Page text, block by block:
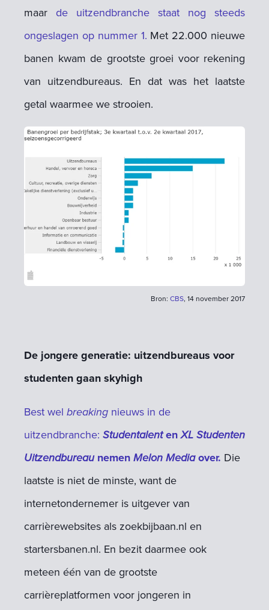
maar de uitzendbranche staat nog steeds
ongeslagen op nummer 1. Met 22.000 nieuwe
banen kwam de grootste groei voor rekening
van uitzendbureaus. En dat was het laatste
getal waarmee we strooien.
Bron: CBS, 14 november 2017
De jongere generatie: uitzendbureaus voor
studenten gaan skyhigh
Best wel breaking nieuws in de
uitzendbranche: StudentalentenXL Studenten
UitzendbureaunemenMelon Mediaover. Die
laatste is niet de minste, want de
internetondernemer is uitgever van
carrièrewebsites als zoekbijbaan.nl en
startersbanen.nl. En bezit daarmee ook
meteen één van de grootste
carrièreplatformen voor jongeren in